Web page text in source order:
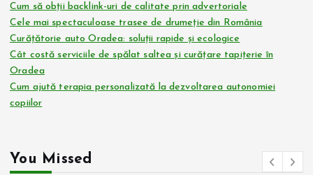
Cum să obții backlink-uri de calitate prin advertoriale
Cele mai spectaculoase trasee de drumeție din România
Curățătorie auto Oradea: soluții rapide și ecologice
Cât costă serviciile de spălat saltea și curățare tapițerie în
Oradea
Cum ajută terapia personalizată la dezvoltarea autonomiei
copiilor
You Missed